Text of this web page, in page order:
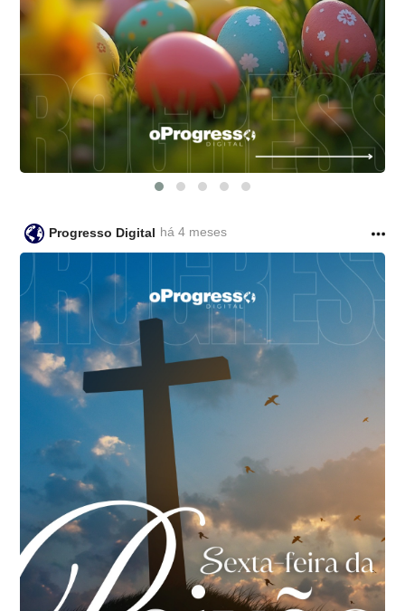
Progresso Digital há 4 meses